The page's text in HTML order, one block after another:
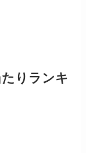
りランキ